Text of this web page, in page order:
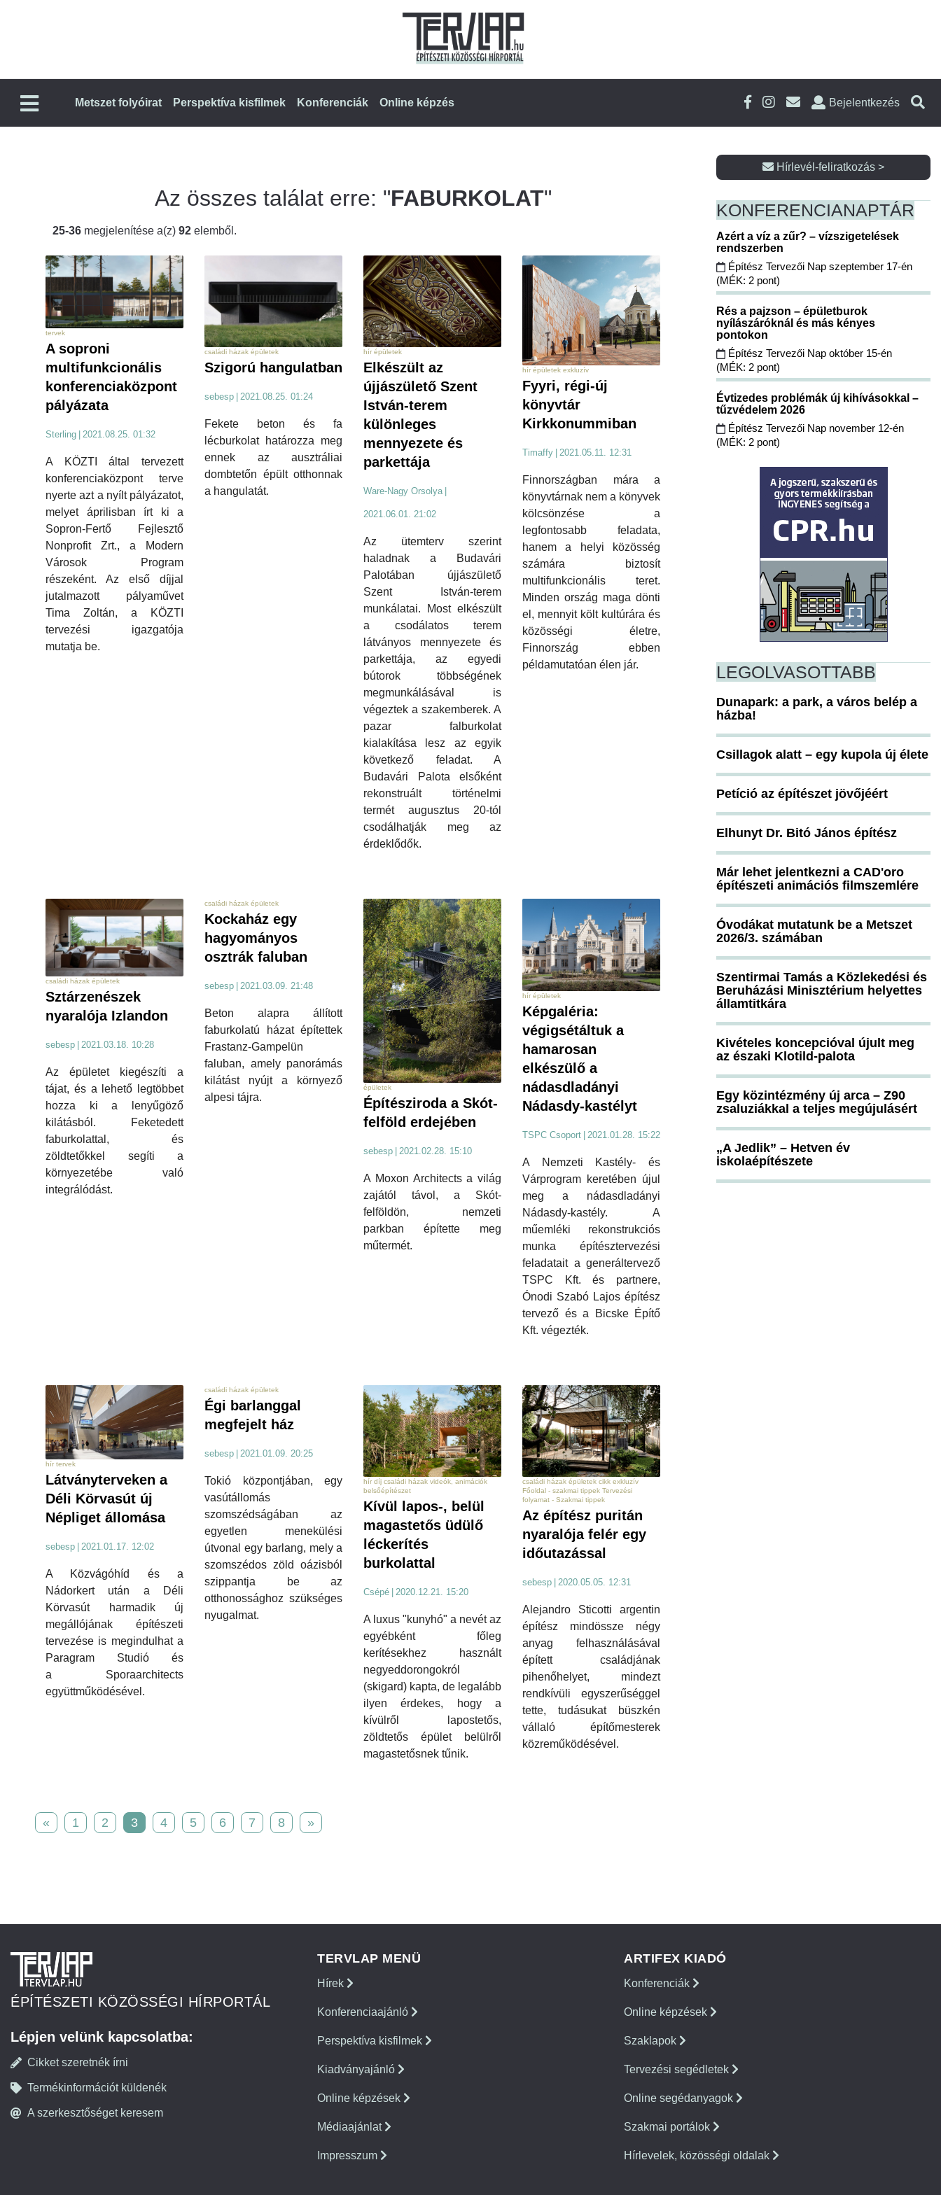
Metszet folyóirat Perspektíva kisfilmek Konferenciák Online képzés Bejelentkezés
Az összes találat erre: "FABURKOLAT"
25-36 megjelenítése a(z) 92 elemből.
tervek
A soproni
multifunkcionális
konferenciaközpont
pályázata
Sterling 2021.08.25. 01:32
A KÖZTI által tervezett
konferenciaközpont terve
nyerte azt a nyílt pályázatot,
melyet áprilisban írt ki a
Sopron-Fertő Fejlesztő
Nonprofit Zrt., a Modern
Városok Program
részeként. Az első díjjal
jutalmazott pályaművet
Tima Zoltán, a KÖZTI
tervezési igazgatója
mutatja be.
családi házak épületek
Szigorú hangulatban
sebesp 2021.08.25. 01:24
Fekete beton és fa
lécburkolat határozza meg
ennek az ausztráliai
dombtetőn épült otthonnak
a hangulatát.
hír épületek
Elkészült az
újjászülető Szent
István-terem
különleges
mennyezete és
parkettája
Ware-Nagy Orsolya
2021.06.01. 21:02
Az ütemterv szerint
haladnak a Budavári
Palotában újjászülető
Szent István-terem
munkálatai. Most elkészült
a csodálatos terem
látványos mennyezete és
parkettája, az egyedi
bútorok többségének
megmunkálásával is
végeztek a szakemberek. A
pazar falburkolat
kialakítása lesz az egyik
következő feladat. A
Budavári Palota elsőként
rekonstruált történelmi
termét augusztus 20-tól
csodálhatják meg az
érdeklődők.
hír épületek exkluzív
Fyyri, régi-új
könyvtár
Kirkkonummiban
Timaffy 2021.05.11. 12:31
Finnországban mára a
könyvtárnak nem a könyvek
kölcsönzése a
legfontosabb feladata,
hanem a helyi közösség
számára biztosít
multifunkcionális teret.
Minden ország maga dönti
el, mennyit költ kultúrára és
közösségi életre,
Finnország ebben
példamutatóan élen jár.
családi házak épületek
Sztárzenészek
nyaralója Izlandon
sebesp 2021.03.18. 10:28
Az épületet kiegészíti a
tájat, és a lehető legtöbbet
hozza ki a lenyűgöző
kilátásból. Feketedett
faburkolattal, és
zöldtetőkkel segíti a
környezetébe való
integrálódást.
családi házak épületek
Kockaház egy
hagyományos
osztrák faluban
sebesp 2021.03.09. 21:48
Beton alapra állított
faburkolatú házat építettek
Frastanz-Gampelün
faluban, amely panorámás
kilátást nyújt a környező
alpesi tájra.
épületek
Építésziroda a Skót-
felföld erdejében
sebesp 2021.02.28. 15:10
A Moxon Architects a világ
zajától távol, a Skót-
felföldön, nemzeti
parkban építette meg
műtermét.
hír épületek
Képgaléria:
végigsétáltuk a
hamarosan
elkészülő a
nádasdladányi
Nádasdy-kastélyt
TSPC Csoport | 2021.01.28. 15:22
A Nemzeti Kastély- és
Várprogram keretében újul
meg a nádasdladányi
Nádasdy-kastély. A
műemléki rekonstrukciós
munka építésztervezési
feladatait a generáltervező
TSPC Kft. és partnere,
Ónodi Szabó Lajos építész
tervező és a Bicske Építő
Kft. végezték.
hír tervek
Látványterveken a
Déli Körvasút új
Népliget állomása
sebesp 2021.01.17. 12:02
A Közvágóhíd és a
Nádorkert után a Déli
Körvasút harmadik új
megállójának építészeti
tervezése is megindulhat a
Paragram Studió és
a Sporaarchitects
együttműködésével.
családi házak épületek
Égi barlanggal
megfejelt ház
sebesp | 2021.01.09. 20:25
Tokió központjában, egy
vasútállomás
szomszédságában az
egyetlen menekülési
útvonal egy barlang, mely a
szomszédos zöld oázisból
szippantja be az
otthonossághoz szükséges
nyugalmat.
hír díj családi házak videók, animációk
belsőépítészet
Kívül lapos-, belül
magastetős üdülő
léckerítés
burkolattal
Csépé 2020.12.21. 15:20
A luxus "kunyhó" a nevét az
egyébként főleg
kerítésekhez használt
negyeddorongokról
(skigard) kapta, de legalább
ilyen érdekes, hogy a
kívülről lapostetős,
zöldtetős épület belülről
magastetősnek tűnik.
családi házak épületek cikk exkluzív
Főoldal - szakmai tippek Tervezési
folyamat - Szakmai tippek
Az építész puritán
nyaralója felér egy
időutazással
sebesp 2020.05.05. 12:31
Alejandro Sticotti argentin
építész mindössze négy
anyag felhasználásával
épített családjának
pihenőhelyet, mindezt
rendkívüli egyszerűséggel
tette, tudásukat büszkén
vállaló építőmesterek
közreműködésével.
« 1 2 3 4 5 6 7 8 »
Hírlevél-feliratkozás >
KONFERENCIANAPTÁR
Azért a víz a zűr? – vízszigetelések
rendszerben
Építész Tervezői Nap szeptember 17-én
(MÉK: 2 pont)
Rés a pajzson – épületburok
nyílászáróknál és más kényes
pontokon
Építész Tervezői Nap október 15-én
(MÉK: 2 pont)
Évtizedes problémák új kihívásokkal –
tűzvédelem 2026
Építész Tervezői Nap november 12-én
(MÉK: 2 pont)
LEGOLVASOTTABB
Dunapark: a park, a város belép a
házba!
Csillagok alatt – egy kupola új élete
Petíció az építészet jövőjéért
Elhunyt Dr. Bitó János építész
Már lehet jelentkezni a CAD'oro
építészeti animációs filmszemlére
Óvodákat mutatunk be a Metszet
2026/3. számában
Szentirmai Tamás a Közlekedési és
Beruházási Minisztérium helyettes
államtitkára
Kivételes koncepcióval újult meg
az északi Klotild-palota
Egy közintézmény új arca – Z90
zsaluziákkal a teljes megújulásért
„A Jedlik” – Hetven év
iskolaépítészete
ÉPÍTÉSZETI KÖZÖSSÉGI HÍRPORTÁL
Lépjen velünk kapcsolatba:
Cikket szeretnék írni
Termékinformációt küldenék
A szerkesztőséget keresem
TERVLAP MENÜ
Hírek
Konferenciaajánló
Perspektíva kisfilmek
Kiadványajánló
Online képzések
Médiaajánlat
Impresszum
ARTIFEX KIADÓ
Konferenciák
Online képzések
Szaklapok
Tervezési segédletek
Online segédanyagok
Szakmai portálok
Hírlevelek, közösségi oldalak